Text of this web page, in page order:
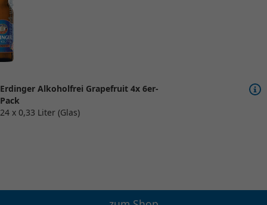
Erdinger Alkoholfrei Grapefruit 4x 6er-
Pack
24 x 0,33 Liter (Glas)